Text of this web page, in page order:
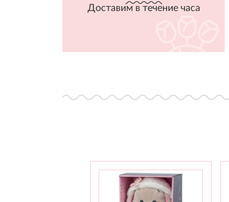
Доставим в течение часа